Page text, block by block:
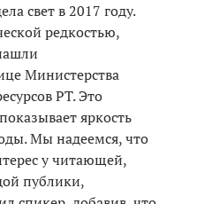
свет в 2017 году.
редкостью,
Министерства
РТ. Это
яркость
Мы надеемся, что
у читающей,
публики,